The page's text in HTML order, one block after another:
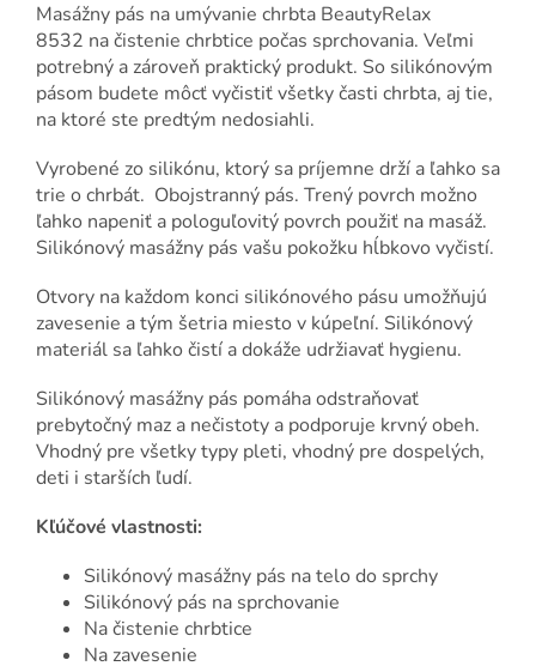
Masážny pás na umývanie chrbta BeautyRelax
8532 na čistenie chrbtice počas sprchovania. Veľmi
potrebný a zároveň praktický produkt. So silikónovým
pásom budete môcť vyčistiť všetky časti chrbta, aj tie,
na ktoré ste predtým nedosiahli.
Vyrobené zo silikónu, ktorý sa príjemne drží a ľahko sa
trie o chrbát. Obojstranný pás. Trený povrch možno
ľahko napeniť a pologuľovitý povrch použiť na masáž.
Silikónový masážny pás vašu pokožku hĺbkovo vyčistí.
Otvory na každom konci silikónového pásu umožňujú
zavesenie a tým šetria miesto v kúpeľní. Silikónový
materiál sa ľahko čistí a dokáže udržiavať hygienu.
Silikónový masážny pás pomáha odstraňovať
prebytočný maz a nečistoty a podporuje krvný obeh.
Vhodný pre všetky typy pleti, vhodný pre dospelých,
deti i starších ľudí.
Kľúčové vlastnosti:
Silikónový masážny pás na telo do sprchy
Silikónový pás na sprchovanie
Na čistenie chrbtice
Na zavesenie